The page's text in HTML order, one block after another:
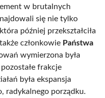
w brutalnych
się nie tylko
później przekształciła
członkowie Państwa
wymierzona była
frakcje
była ekspansja
radykalnego porządku.